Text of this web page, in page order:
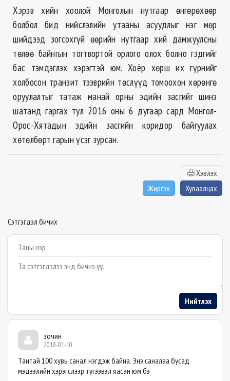
Хэрэв хийн хоолой Монголын нутгаар өнгөрөхөөр
болбол бид нийслэлийн утааны асуудлыг нэг мөр
шийдээд зогсохгүй өөрийн нутгаар хий дамжуулсны
төлөө байнгын тогтвортой орлого олох болно гэдгийг
бас тэмдэглэх хэрэгтэй юм. Хоёр хөрш их гүрнийг
холбосон транзит тээврийн төслүүд томоохон хөрөнгө
оруулалтыг татаж манай орны эдийн засгийг шинэ
шатанд гаргах тул 2016 оны 6 дугаар сард Монгол-
Орос-Хятадын эдийн засгийн коридор байгуулах
хөтөлбөрт гарын үсэг зурсан.
Хэвлэх
Жиргэх
Хуваалцах
Сэтгэгдэл бичих
Example textarea
Нийтлэх
зочин
2018-01-10
Тантай 100 хувь санал нэгдэж байна. Энэ саналаа бусад
мэдээлийн хэрэгслээр түгээвэл яасан юм бэ